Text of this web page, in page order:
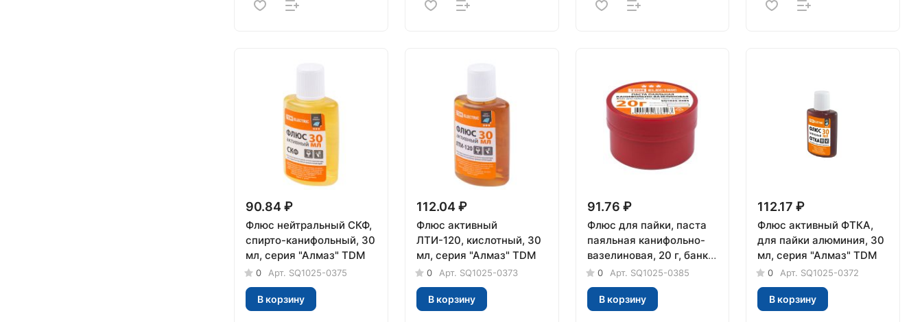
90.84 ₽
Флюс нейтральный СКФ,
спирто-канифольный, 30
мл, серия "Алмаз" TDM
0 Арт. SQ1025-0375
В корзину
112.04 ₽
Флюс активный
ЛТИ-120, кислотный, 30
мл, серия "Алмаз" TDM
0 Арт. SQ1025-0373
В корзину
91.76 ₽
Флюс для пайки, паста
паяльная канифольно-
вазелиновая, 20 г, банка,
серия "Алмаз" TDM
0 Арт. SQ1025-0385
В корзину
112.17 ₽
Флюс активный ФТКА,
для пайки алюминия, 30
мл, серия "Алмаз" TDM
0 Арт. SQ1025-0372
В корзину